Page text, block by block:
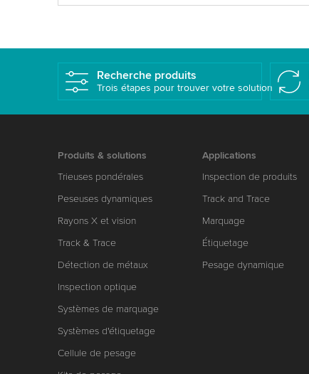
Recherche produits
Trois étapes pour trouver votre solution
Produits & solutions
Trieuses pondérales
Peseuses dynamiques
Rayons X et vision
Track & Trace
Détection de métaux
Inspection optique
Systèmes de marquage
Systèmes d'étiquetage
Cellule de pesage
Applications
Inspection de produits
Track and Trace
Marquage
Étiquetage
Pesage dynamique